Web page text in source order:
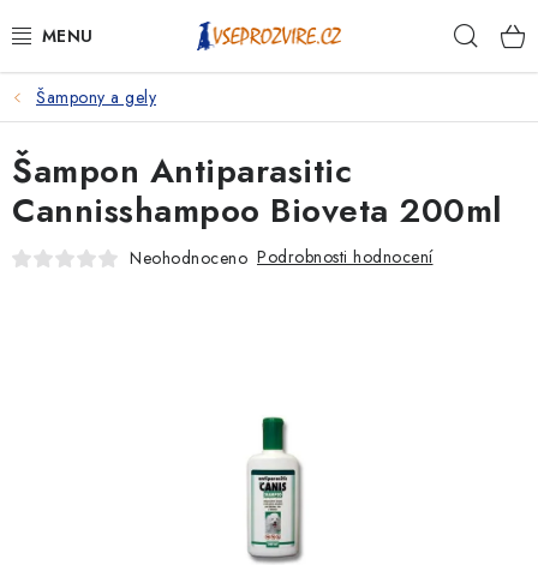
na
PSI
KOČKY
KONĚ
KRÁLÍCI/HLODAVCI/PTÁCI
Šampony a gely
Šampon Antiparasitic
Cannisshampoo Bioveta 200ml
Neohodnoceno Podrobnosti hodnocení